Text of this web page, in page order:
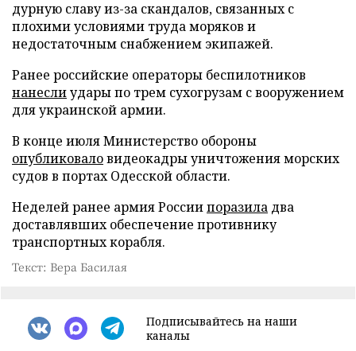
дурную славу из-за скандалов, связанных с
плохими условиями труда моряков и
недостаточным снабжением экипажей.
Ранее российские операторы беспилотников
нанеслиудары по трем сухогрузам с вооружением
для украинской армии.
В конце июля Министерство обороны
опубликоваловидеокадры уничтожения морских
судов в портах Одесской области.
Неделей ранее армия Россиипоразила два
доставлявших обеспечение противнику
транспортных корабля.
Текст: Вера Басилая
Подписывайтесь на наши
каналы